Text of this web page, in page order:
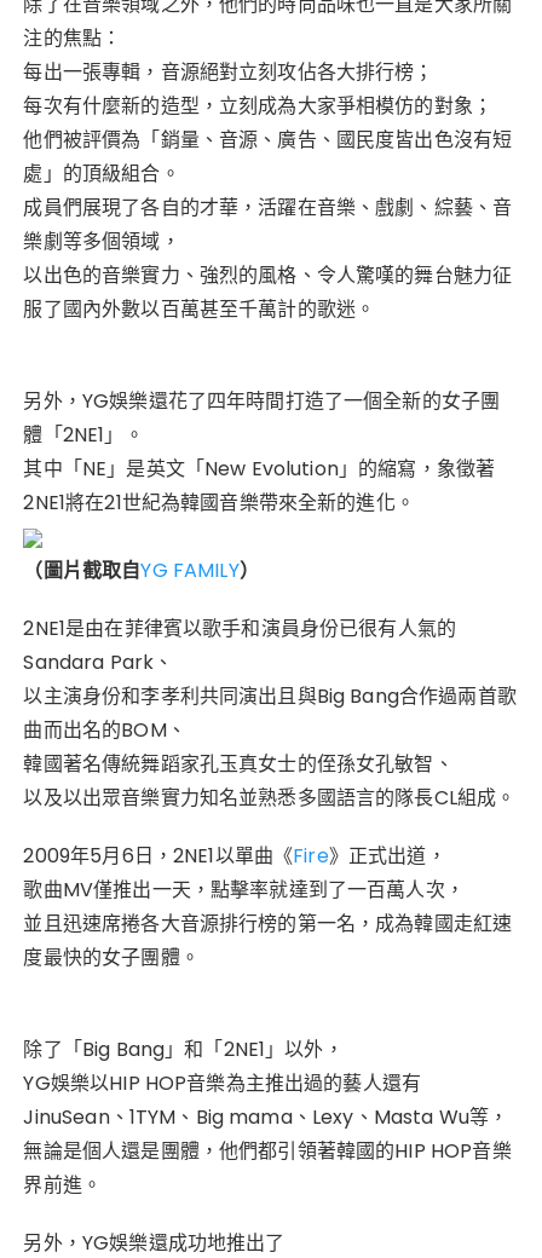
注的焦點：
每出一張專輯，音源絕對立刻攻佔各大排行榜；
每次有什麼新的造型，立刻成為大家爭相模仿的對象；
他們被評價為「銷量、音源、廣告、國民度皆出色沒有短
處」的頂級組合。
成員們展現了各自的才華，活躍在音樂、戲劇、綜藝、音
樂劇等多個領域，
以出色的音樂實力、強烈的風格、令人驚嘆的舞台魅力征
服了國內外數以百萬甚至千萬計的歌迷。
另外，YG娛樂還花了四年時間打造了一個全新的女子團
體「2NE1」。
其中「NE」是英文「New Evolution」的縮寫，象徵著
2NE1將在21世紀為韓國音樂帶來全新的進化。
（圖片截取自YG FAMILY）
2NE1是由在菲律賓以歌手和演員身份已很有人氣的
Sandara Park、
以主演身份和李孝利共同演出且與Big Bang合作過兩首歌
曲而出名的BOM、
韓國著名傳統舞蹈家孔玉真女士的侄孫女孔敏智、
以及以出眾音樂實力知名並熟悉多國語言的隊長CL組成。
2009年5月6日，2NE1以單曲《Fire》正式出道，
歌曲MV僅推出一天，點擊率就達到了一百萬人次，
並且迅速席捲各大音源排行榜的第一名，成為韓國走紅速
度最快的女子團體。
除了「Big Bang」和「2NE1」以外，
YG娛樂以HIP HOP音樂為主推出過的藝人還有
JinuSean、1TYM、Big mama、Lexy、Masta Wu等，
無論是個人還是團體，他們都引領著韓國的HIP HOP音樂
界前進。
另外，YG娛樂還成功地推出了